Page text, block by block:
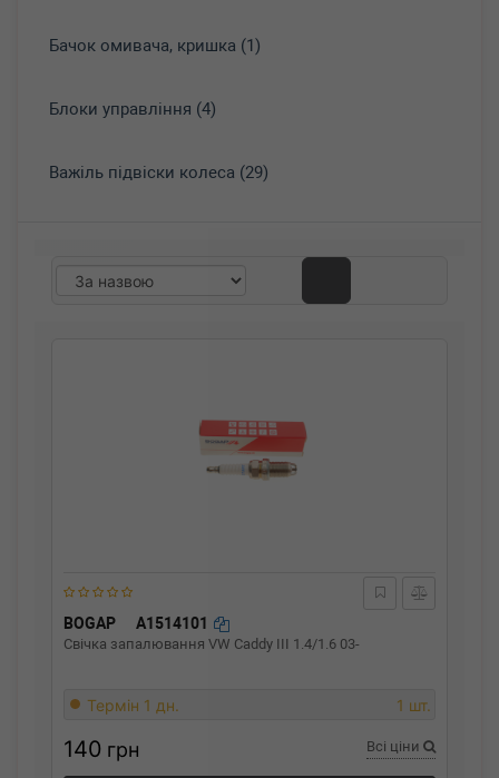
Бачок омивача, кришка (1)
Блоки управління (4)
Важіль підвіски колеса (29)
BOGAP A1514101
Свічка запалювання VW Caddy III 1.4/1.6 03-
Термін 1 дн. 1 шт.
140 грн Всі ціни